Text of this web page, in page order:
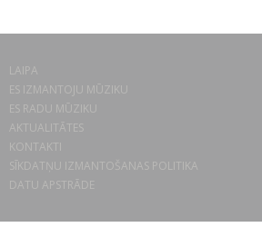
LAIPA
ES IZMANTOJU MŪZIKU
ES RADU MŪZIKU
AKTUALITĀTES
KONTAKTI
SĪKDATŅU IZMANTOŠANAS POLITIKA
DATU APSTRĀDE